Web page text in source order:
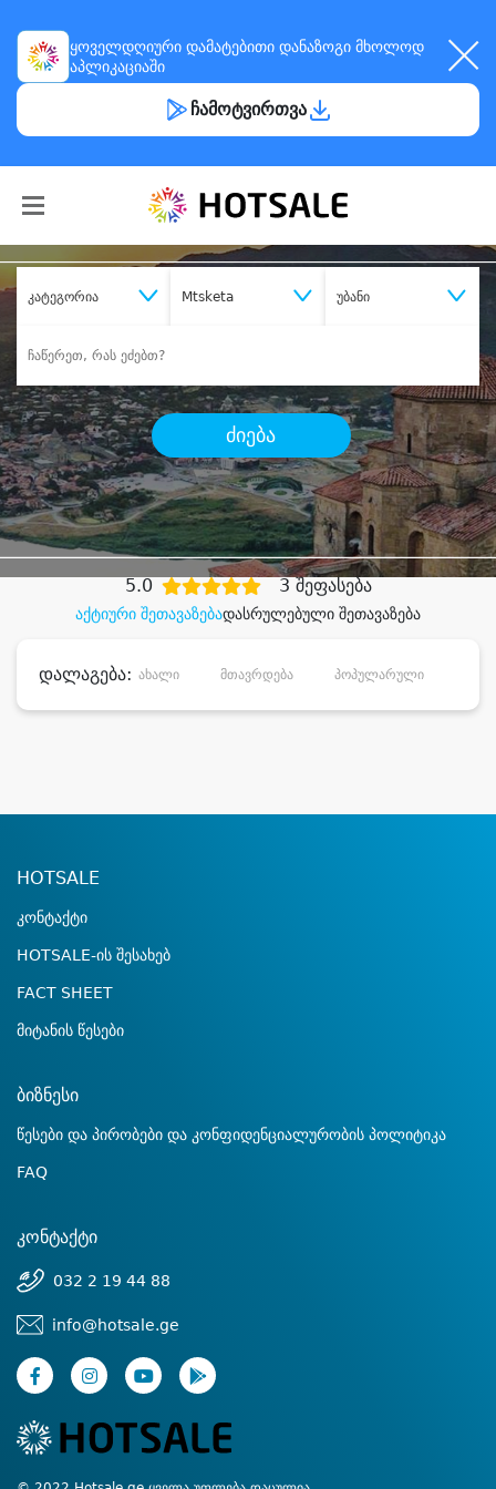
ყოველდღიური დამატებითი დანაზოგი მხოლოდ
აპლიკაციაში
ჩამოტვირთვა
კატეგორია Mtsketa უბანი
ძიება
შეიძინესასურველი მომსახურება
დიდი დანაზოგით
აქტიური შეთავაზებადასრულებული შეთავაზება
5.0 3 შეფასება
დალაგება: ახალი მთავრდება პოპულარული
HOTSALE
კონტაქტი
HOTSALE-ის შესახებ
FACT SHEET
მიტანის წესები
ბიზნესი
წესები და პირობები და კონფიდენციალურობის პოლიტიკა
FAQ
კონტაქტი
032 2 19 44 88
info@hotsale.ge